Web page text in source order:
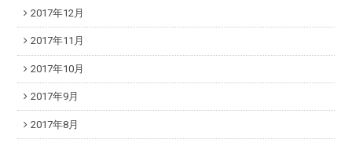
2017年12月
2017年11月
2017年10月
2017年9月
2017年8月